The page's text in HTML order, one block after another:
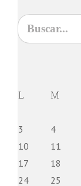
Buscar:
L M
3
4
10
11
17
18
24
25